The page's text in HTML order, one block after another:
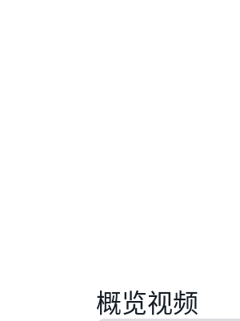
概览视频